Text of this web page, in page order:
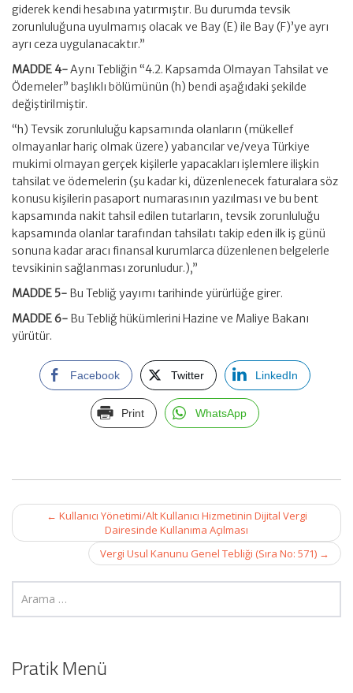
giderek kendi hesabına yatırmıştır. Bu durumda tevsik
zorunluluğuna uyulmamış olacak ve Bay (E) ile Bay (F)’ye ayrı
ayrı ceza uygulanacaktır.”
MADDE 4-Aynı Tebliğin “4.2. Kapsamda Olmayan Tahsilat ve
Ödemeler” başlıklı bölümünün (h) bendi aşağıdaki şekilde
değiştirilmiştir.
“h) Tevsik zorunluluğu kapsamında olanların (mükellef
olmayanlar hariç olmak üzere) yabancılar ve/veya Türkiye
mukimi olmayan gerçek kişilerle yapacakları işlemlere ilişkin
tahsilat ve ödemelerin (şu kadar ki, düzenlenecek faturalara söz
konusu kişilerin pasaport numarasının yazılması ve bu bent
kapsamında nakit tahsil edilen tutarların, tevsik zorunluluğu
kapsamında olanlar tarafından tahsilatı takip eden ilk iş günü
sonuna kadar aracı finansal kurumlarca düzenlenen belgelerle
tevsikinin sağlanması zorunludur.),”
MADDE 5- Bu Tebliğ yayımı tarihinde yürürlüğe girer.
MADDE 6- Bu Tebliğ hükümlerini Hazine ve Maliye Bakanı
yürütür.
Facebook Twitter LinkedIn
Print WhatsApp
Post
navigation
← Kullanıcı Yönetimi/Alt Kullanıcı Hizmetinin Dijital Vergi
Dairesinde Kullanıma Açılması
Vergi Usul Kanunu Genel Tebliği (Sıra No: 571) →
Pratik Menü